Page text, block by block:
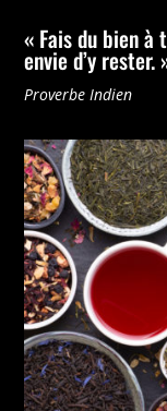
« Fais du bien à
envie d’y rester.
Proverbe Indien